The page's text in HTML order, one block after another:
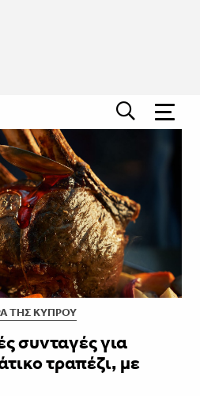
ΤΗΣ ΚΎΠΡΟΥ
συνταγές για
τραπέζι, με